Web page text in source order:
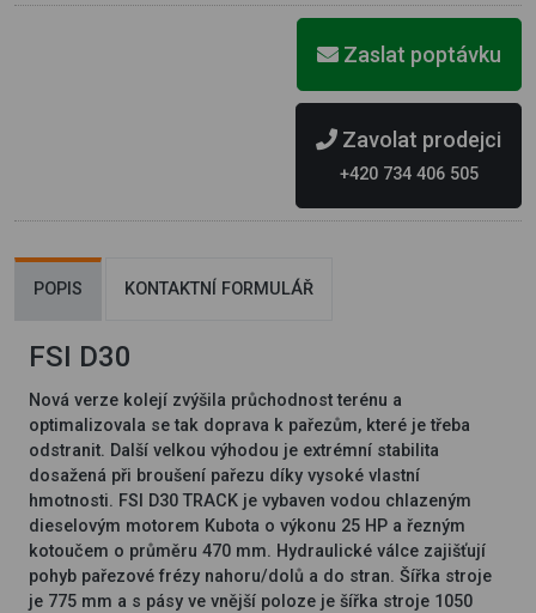
Zaslat poptávku
Zavolat prodejci
+420 734 406 505
POPIS KONTAKTNÍ FORMULÁŘ
FSI D30
Nová verze kolejí zvýšila průchodnost terénu a
optimalizovala se tak doprava k pařezům, které je třeba
odstranit. Další velkou výhodou je extrémní stabilita
dosažená při broušení pařezu díky vysoké vlastní
hmotnosti. FSI D30 TRACK je vybaven vodou chlazeným
dieselovým motorem Kubota o výkonu 25 HP a řezným
kotoučem o průměru 470 mm. Hydraulické válce zajišťují
pohyb pařezové frézy nahoru/dolů a do stran. Šířka stroje
je 775 mm a s pásy ve vnější poloze je šířka stroje 1050